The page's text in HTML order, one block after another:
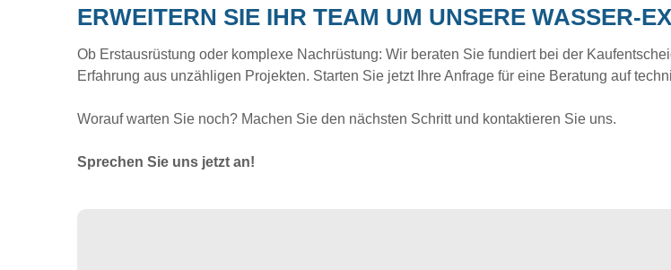
ERWEITERN SIE IHR TEAM UM UNSERE WASSER-
Ob Erstausrüstung oder komplexe Nachrüstung: Wir beraten Sie fundiert bei der
Erfahrung aus unzähligen Projekten. Starten Sie jetzt Ihre Anfrage für eine Beratung auf
Worauf warten Sie noch? Machen Sie den nächsten Schritt und kontaktieren Sie uns.
Sprechen Sie uns jetzt an!